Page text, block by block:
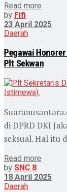
Read more
by Fifi
23 April 2025
Daerah
Pegawai
Plt Sekwan
di DPRD DKI
seksual. Hal itu
Read more
by SNC 8
18 April 2025
Daerah